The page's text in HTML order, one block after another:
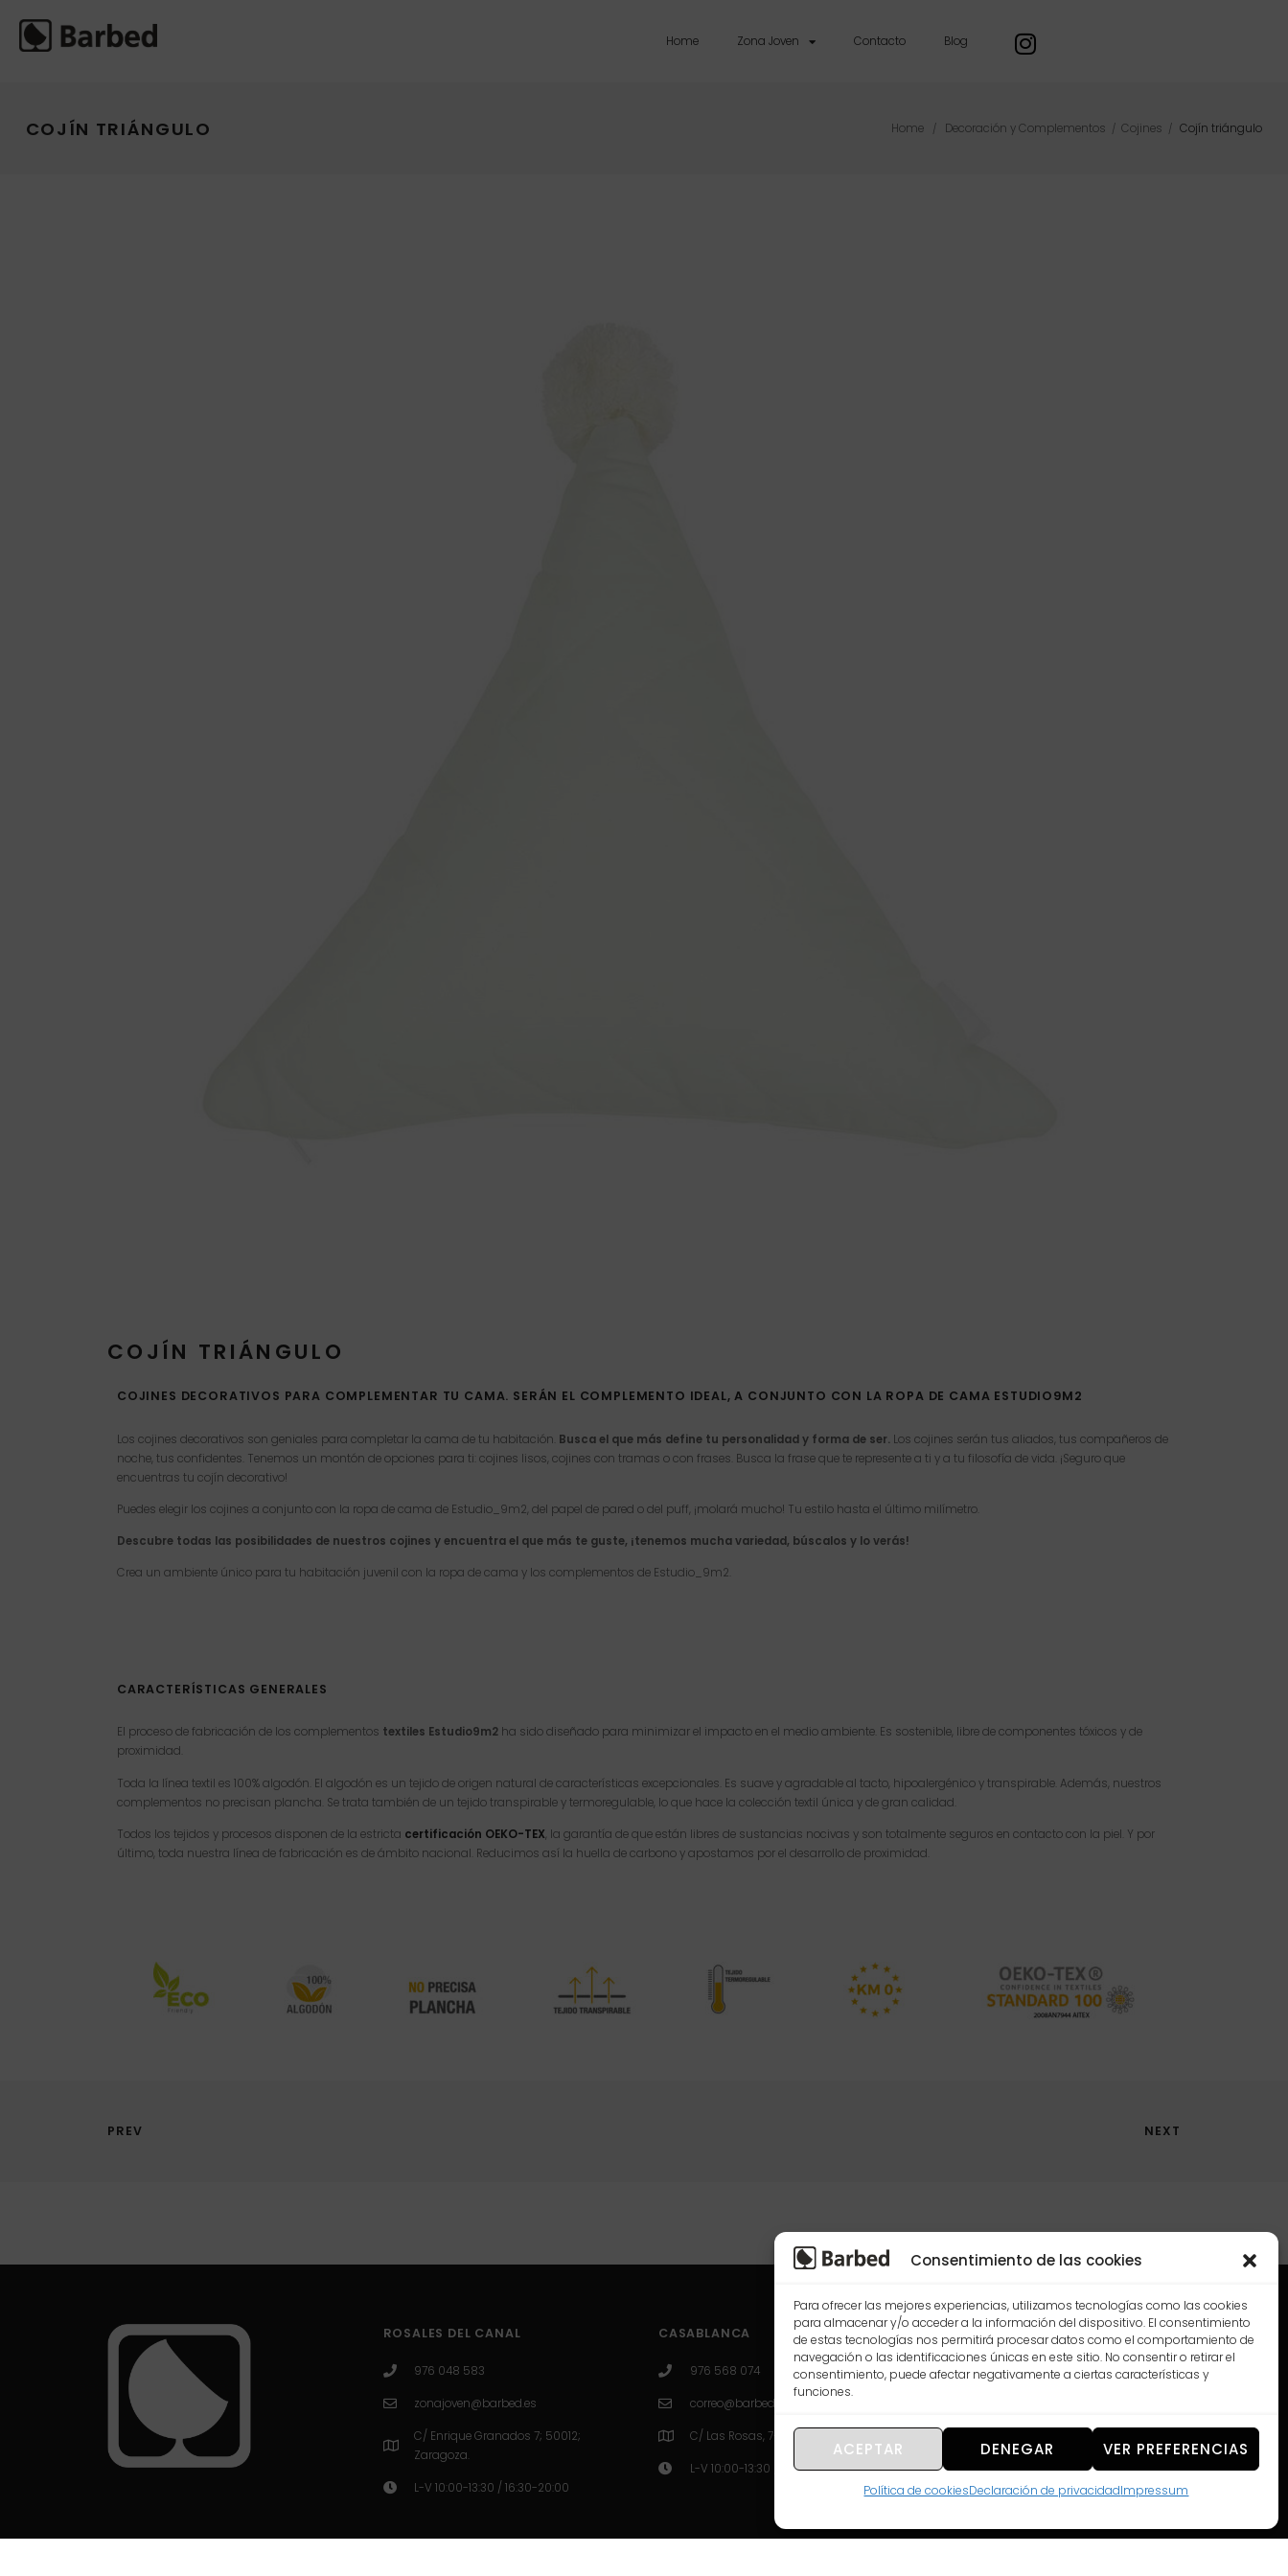
Consentimiento de las cookies
Para ofrecer las mejores experiencias, utilizamos tecnologías como las cookies
para almacenar y/o acceder a la información del dispositivo. El consentimiento
de estas tecnologías nos permitirá procesar datos como el comportamiento de
navegación o las identificaciones únicas en este sitio. No consentir o retirar el
consentimiento, puede afectar negativamente a ciertas características y
funciones.
ACEPTAR DENEGAR VER PREFERENCIAS
Política de cookiesDeclaración de privacidadImpressum
Home Zona Joven Contacto Blog
COJÍN TRIÁNGULO Home / Decoración y Complementos / Cojines / Cojín triángulo
COJÍN TRIÁNGULO
COJINES DECORATIVOS PARA COMPLEMENTAR TU CAMA. SERÁN EL COMPLEMENTO IDEAL, A CONJUNTO CON LA ROPA DE CAMA ESTUDIO9M2
Los cojines decorativos son geniales para completar la cama de tu habitación. Busca el que más define tu personalidad y forma de ser. Los cojines serán tus aliados, tus compañeros de
noche, tus confidentes. Tenemos un montón de opciones para ti: cojines lisos, cojines con tramas o con frases. Busca la frase que te represente a ti y a tu filosofía de vida. ¡Seguro que
encuentras tu cojín decorativo!
Puedes elegir los cojines a conjunto con la ropa de cama de Estudio_9m2, del papel de pared o del puff, ¡molará mucho! Tu estilo hasta el último milímetro.
Descubre todas las posibilidades de nuestros cojines y encuentra el que más te guste, ¡tenemos mucha variedad, búscalos y lo verás!
Crea un ambiente único para tu habitación juvenil con la ropa de cama y los complementos de Estudio_9m2.
CARACTERÍSTICAS GENERALES
El proceso de fabricación de los complementos textiles Estudio9m2 ha sido diseñado para minimizar el impacto en el medio ambiente. Es sostenible, libre de componentes tóxicos y de
proximidad.
Toda la línea textil es 100% algodón. El algodón es un tejido de origen natural de características excepcionales. Es suave y agradable al tacto, hipoalergénico y transpirable. Además, nuestros
complementos no precisan plancha. Se trata también de un tejido transpirable y termoregulable, lo que hace la colección textil única y de gran calidad.
Todos los tejidos y procesos disponen de la estricta certificación OEKO-TEX , la garantía de que están libres de sustancias nocivas y son totalmente seguros en contacto con la piel. Y por
último, toda nuestra línea de fabricación es de ámbito nacional. Reducimos así la huella de carbono y apostamos por el desarrollo de proximidad.
PREV NEXT
ROSALES DEL CANAL
976 048 583
zonajoven@barbed.es
C/ Enrique Granados 7; 50012;
Zaragoza.
L-V 10:00-13:30 / 16:30-20:00
CASABLANCA
976 568 074
correo@barbed.es
C/ Las Rosas, 7-9-11, 50009 Zaragoza.
L-V 10:00-13:30 / 16:30-20:00